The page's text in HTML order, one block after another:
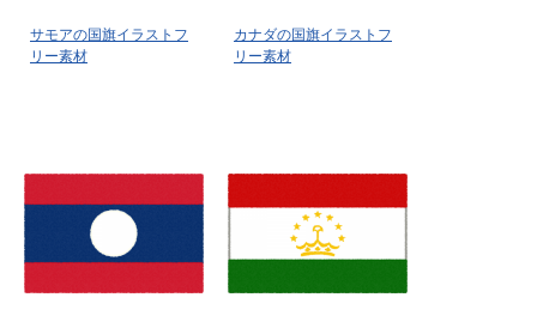
サモアの国旗イラストフ
リー素材
カナダの国旗イラストフ
リー素材